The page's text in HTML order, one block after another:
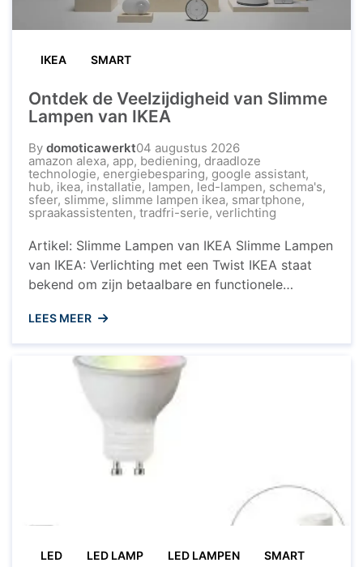
IKEA SMART
Ontdek de Veelzijdigheid van Slimme
Lampen van IKEA
By domoticawerkt04 augustus 2026
amazon alexa, app, bediening, draadloze
technologie, energiebesparing, google assistant,
hub, ikea, installatie, lampen, led-lampen, schema's,
sfeer, slimme, slimme lampen ikea, smartphone,
spraakassistenten, tradfri-serie, verlichting
Artikel: Slimme Lampen van IKEA Slimme Lampen
van IKEA: Verlichting met een Twist IKEA staat
bekend om zijn betaalbare en functionele
collectie slimme lampen aanbieden? Met de
slimme verlichtingssystemen van IKEA kun je
jouw huis transformeren en de sfeer in elke
kamer aanpassen met slechts een ...
LEES MEER
LED LED LAMP LED LAMPEN SMART